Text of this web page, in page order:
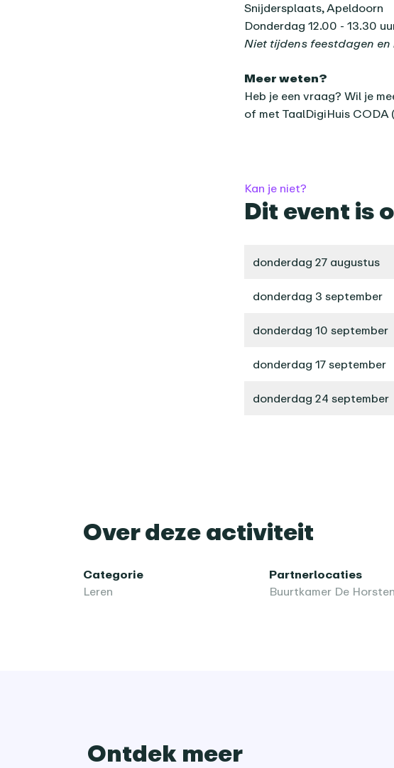
Snijdersplaats, Apeldoorn
Donderdag 12.00 - 13.30
Niet tijdens feestdagen en
Meer weten?
Heb je een vraag? Wil je
of met TaalDigiHuis CODA
Kan je niet?
Dit event is
donderdag 27 augustus
donderdag 3 september
donderdag 10 september
donderdag 17 september
donderdag 24 september
Over deze activiteit
Categorie
Leren
Partnerlocaties
Buurtkamer De Horsten
Ontdek meer